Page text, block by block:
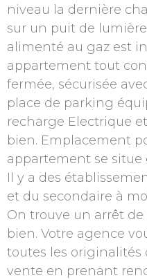
niveau la dernière
sur un puit de
alimenté au gaz est
appartement tout
fermée, sécurisée
place de parking
recharge Electrique
bien. Emplacement
appartement se situe
Il y a des
et du secondaire à
On trouve un arrêt
bien. Votre agence
toutes les
vente en prenant